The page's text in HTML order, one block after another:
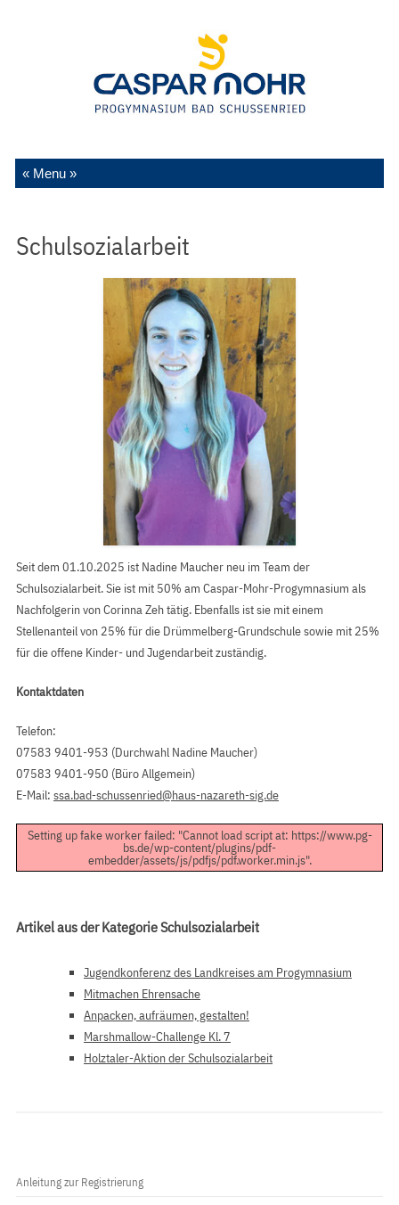
Zum Inhalt springen
Schulsozialarbeit
Seit dem 01.10.2025 ist Nadine Maucher neu im Team der
Schulsozialarbeit. Sie ist mit 50% am Caspar-Mohr-Progymnasium als
Nachfolgerin von Corinna Zeh tätig. Ebenfalls ist sie mit einem
Stellenanteil von 25% für die Drümmelberg-Grundschule sowie mit 25%
für die offene Kinder- und Jugendarbeit zuständig.
Kontaktdaten
Telefon:
07583 9401-953 (Durchwahl Nadine Maucher)
07583 9401-950 (Büro Allgemein)
E-Mail: ssa.bad-schussenried@haus-nazareth-sig.de
Setting up fake worker failed: "Cannot load script at: https://www.pg-
bs.de/wp-content/plugins/pdf-
embedder/assets/js/pdfjs/pdf.worker.min.js".
Artikel aus der Kategorie Schulsozialarbeit
Jugendkonferenz des Landkreises am Progymnasium
Mitmachen Ehrensache
Anpacken, aufräumen, gestalten!
Marshmallow-Challenge Kl. 7
Holztaler-Aktion der Schulsozialarbeit
Anleitung zur Registrierung